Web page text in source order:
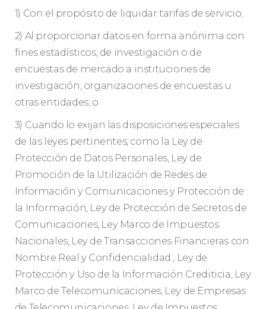
1) Con el propósito de liquidar tarifas de servicio;
2) Al proporcionar datos en forma anónima con
fines estadísticos, de investigación o de
encuestas de mercado a instituciones de
investigación, organizaciones de encuestas u
otras entidades; o
3) Cuando lo exijan las disposiciones especiales
de las leyes pertinentes, como la Ley de
Protección de Datos Personales, Ley de
Promoción de la Utilización de Redes de
Información y Comunicaciones y Protección de
la Información, Ley de Protección de Secretos de
Comunicaciones, Ley Marco de Impuestos
Nacionales, Ley de Transacciones Financieras con
Nombre Real y Confidencialidad , Ley de
Protección y Uso de la Información Crediticia, Ley
Marco de Telecomunicaciones, Ley de Empresas